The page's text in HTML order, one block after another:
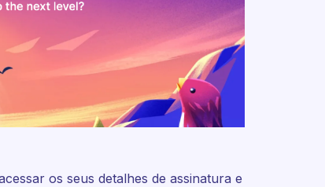
os seus detalhes de assinatura e